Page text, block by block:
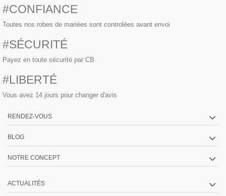
#CONFIANCE
Toutes nos robes de mariées sont controlées avant envoi
#SÉCURITÉ
Payez en toute sécurité par CB
#LIBERTÉ
Vous avez 14 jours pour changer d'avis
RENDEZ-VOUS
BLOG
NOTRE CONCEPT
ACTUALITÉS